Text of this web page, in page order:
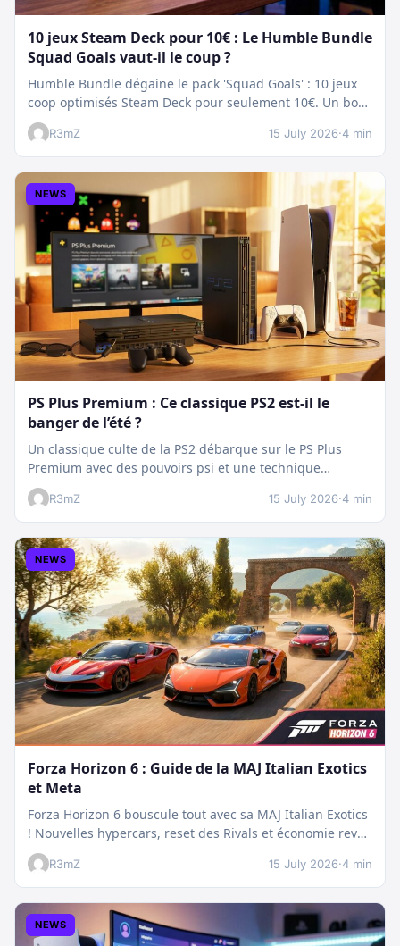
10 jeux Steam Deck pour 10€ : Le Humble Bundle
Squad Goals vaut-il le coup ?
Humble Bundle dégaine le pack 'Squad Goals' : 10 jeux
coop optimisés Steam Deck pour seulement 10€. Un bon
plan…
R3mZ 15 July 2026·4 min
NEWS
PS Plus Premium : Ce classique PS2 est-il le
banger de l’été ?
Un classique culte de la PS2 débarque sur le PS Plus
Premium avec des pouvoirs psi et une technique
boostée.…
R3mZ 15 July 2026·4 min
NEWS
Forza Horizon 6 : Guide de la MAJ Italian Exotics
et Meta
Forza Horizon 6 bouscule tout avec sa MAJ Italian Exotics
! Nouvelles hypercars, reset des Rivals et économie revue
:…
R3mZ 15 July 2026·4 min
NEWS